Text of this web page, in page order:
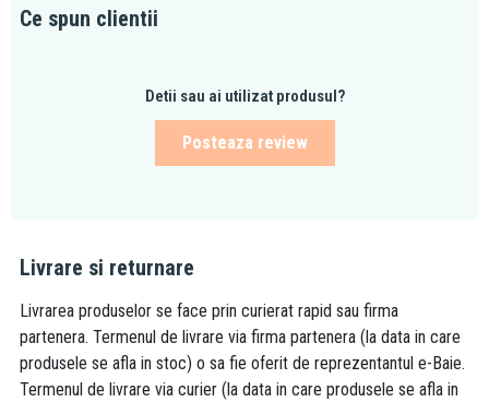
Ce spun clientii
Detii sau ai utilizat produsul?
Posteaza review
Livrare si returnare
Livrarea produselor se face prin curierat rapid sau firma
partenera. Termenul de livrare via firma partenera (la data in care
produsele se afla in stoc) o sa fie oferit de reprezentantul e-Baie.
Termenul de livrare via curier (la data in care produsele se afla in